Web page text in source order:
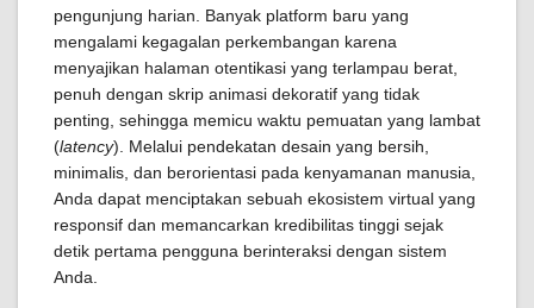
pengunjung harian. Banyak platform baru yang
mengalami kegagalan perkembangan karena
menyajikan halaman otentikasi yang terlampau berat,
penuh dengan skrip animasi dekoratif yang tidak
penting, sehingga memicu waktu pemuatan yang lambat
(latency). Melalui pendekatan desain yang bersih,
minimalis, dan berorientasi pada kenyamanan manusia,
Anda dapat menciptakan sebuah ekosistem virtual yang
responsif dan memancarkan kredibilitas tinggi sejak
detik pertama pengguna berinteraksi dengan sistem
Anda.